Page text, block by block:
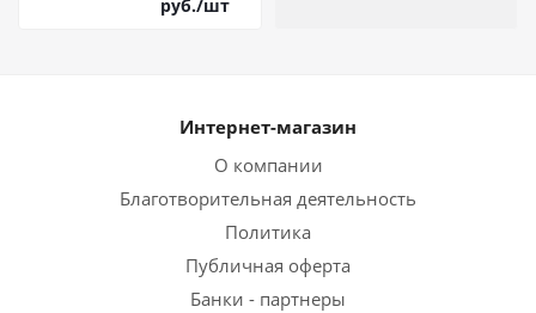
руб./шт
Интернет-магазин
О компании
Благотворительная деятельность
Политика
Публичная оферта
Банки - партнеры